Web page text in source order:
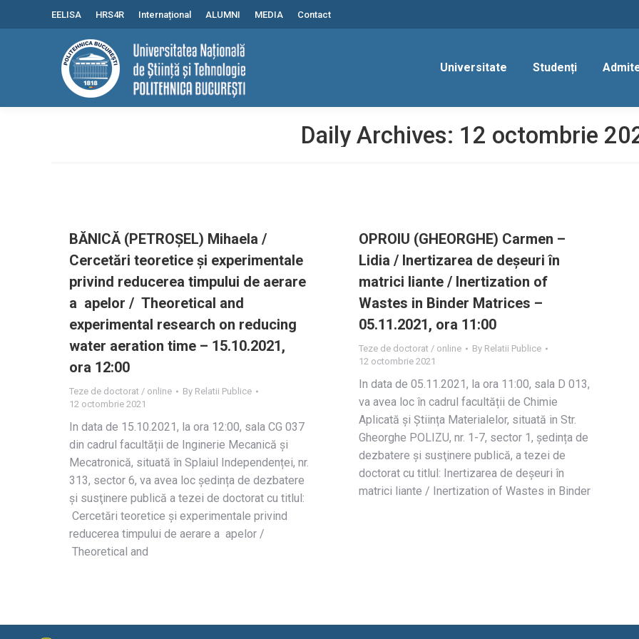
EELISA HRS4R Internațional ALUMNI MEDIA Contact
Universitate Studenți
Daily Archives: 12 octombrie
BĂNICĂ (PETROȘEL) Mihaela /
Cercetări teoretice şi experimentale
privind reducerea timpului de aerare
a apelor / Theoretical and
experimental research on reducing
water aeration time – 15.10.2021,
ora 12:00
Teze de doctorat / online By Relatii Publice
12 octombrie 2021
In data de 15.10.2021, la ora 12:00, sala CG 037
din cadrul facultății de Inginerie Mecanică și
Mecatronică, situată în Splaiul Independenței, nr.
313, sector 6, va avea loc ședința de dezbatere
și susţinere publică a tezei de doctorat cu titlul:
Cercetări teoretice şi experimentale privind
reducerea timpului de aerare a apelor /
Theoretical and
OPROIU (GHEORGHE) Carmen –
Lidia / Inertizarea de deșeuri în
matrici liante / Inertization of
Wastes in Binder Matrices –
05.11.2021, ora 11:00
Teze de doctorat / online By Relatii Publice
12 octombrie 2021
In data de 05.11.2021, la ora 11:00, sala D 013,
va avea loc în cadrul facultății de Chimie
Aplicată și Știința Materialelor, situată in Str.
Gheorghe POLIZU, nr. 1-7, sector 1, ședința de
dezbatere și susţinere publică, a tezei de
doctorat cu titlul: Inertizarea de deșeuri în
matrici liante / Inertization of Wastes in Binder